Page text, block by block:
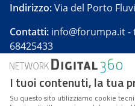
Indirizzo:Via del Porto
Contatti: info@forumpa.it-
68425433
Forumpa.itè una
presso Registro della
I tuoi contenuti, la tua
Su questo sito utilizziamo cookie